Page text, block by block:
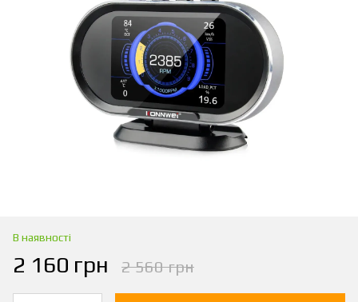
В наявності
2 160 грн 2 560 грн